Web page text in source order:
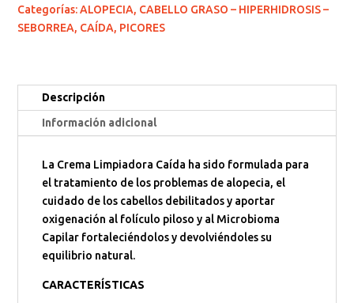
(CHAMPÚ
CAÍDA)
Categorías:ALOPECIA, CABELLO GRASO – HIPERHIDROSIS –
SEBORREA, CAÍDA, PICORES
Descripción
Información adicional
La Crema Limpiadora Caída ha sido formulada para
el tratamiento de los problemas de alopecia, el
cuidado de los cabellos debilitados y aportar
oxigenación al folículo piloso y al Microbioma
Capilar fortaleciéndolos y devolviéndoles su
equilibrio natural.
CARACTERÍSTICAS